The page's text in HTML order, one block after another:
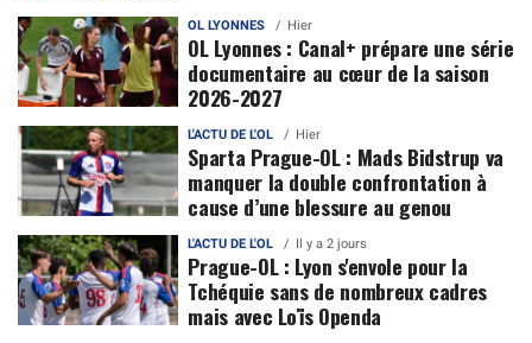
OL LYONNES Hier
OL Lyonnes : Canal+ prépare une série
documentaire au cœur de la saison
2026-2027
L'ACTU DE L'OL Hier
Sparta Prague-OL : Mads Bidstrup va
manquer la double confrontation à
cause d’une blessure au genou
L'ACTU DE L'OL Il y a 2 jours
Prague-OL : Lyon s'envole pour la
Tchéquie sans de nombreux cadres
mais avec Loïs Openda